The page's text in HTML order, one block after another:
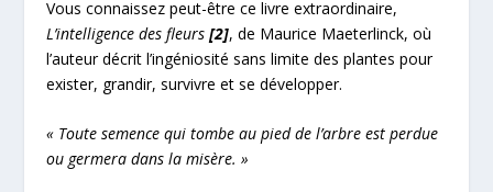
Vous connaissez peut-être ce livre extraordinaire,
L’intelligence des fleurs[2], de Maurice Maeterlinck, où
l’auteur décrit l’ingéniosité sans limite des plantes pour
exister, grandir, survivre et se développer.
« Toute semence qui tombe au pied de l’arbre est perdue
ou germera dans la misère. »